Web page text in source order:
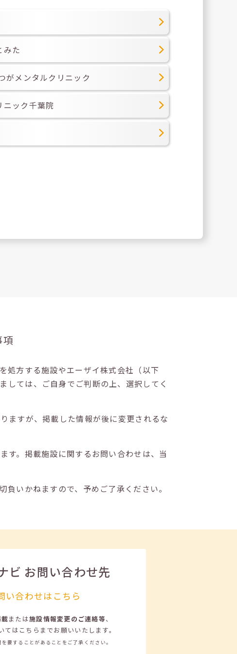
みた
がメンタルクリニック
ニック千葉院
処方する施設やエーザイ株式会社（以下
しては、ご自身でご判断の上、選択してく
ますが、掲載した情報が後に変更されるな
す。掲載施設に関するお問い合わせは、当
いかねますので、予めご了承ください。
ビ お問い合わせ先
い合わせはこちら
または施設情報変更のご連絡等、
てはこちらまでお願いいたします。
要することがあることをご了承ください。